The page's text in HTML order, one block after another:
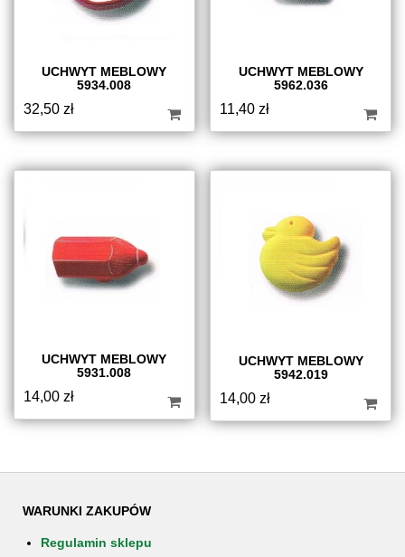
UCHWYT MEBLOWY
5934.008
32,50 zł
UCHWYT MEBLOWY
5962.036
11,40zł
UCHWYT MEBLOWY
5931.008
14,00 zł
UCHWYT MEBLOWY
5942.019
14,00zł
WARUNKI ZAKUPÓW
Regulamin sklepu